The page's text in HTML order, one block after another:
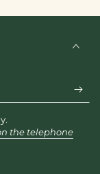
the telephone